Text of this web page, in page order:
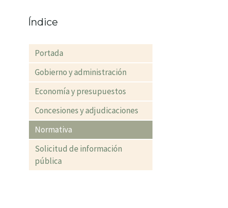
Índice
Portada
Gobierno y administración
Economía y presupuestos
Concesiones y adjudicaciones
Normativa
Solicitud de información
pública